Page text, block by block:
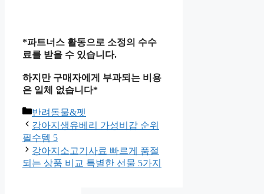
*파트너스 활동으로 소정의 수수
료를 받을 수 있습니다.
하지만 구매자에게 부과되는 비용
은 일체 없습니다*
카
테
고
리
반려동물&펫
강아지생유베리 가성비갑 순위
필수템 5
강아지소고기사료 빠르게 품절
되는 상품 비교 특별한 선물 5가지